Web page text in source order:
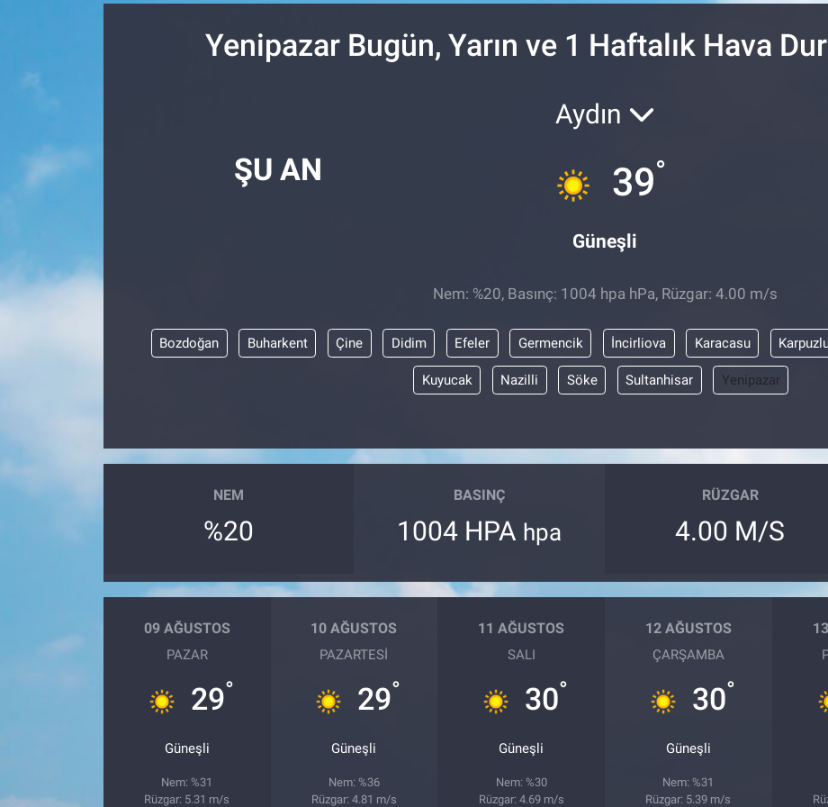
Yenipazar Bugün, Yarın ve 1 Haftalık Hava
ŞU AN
Aydın
39°
Güneşli
Nem: %20, Basınç: 1004 hpa hPa, Rüzgar: 4.00 m/s
Bozdoğan Buharkent Çine Didim Efeler Germencik İncirliova Karacasu
Kuyucak Nazilli Söke Sultanhisar Yenipazar
NEM
%20
BASINÇ
1004 HPA hpa
RÜZGAR
4.00 M/S
09 AĞUSTOS
PAZAR
29°
Güneşli
Nem: %31
Rüzgar: 5.31 m/s
10 AĞUSTOS
PAZARTESI
29°
Güneşli
Nem: %36
Rüzgar: 4.81 m/s
11 AĞUSTOS
SALI
30°
Güneşli
Nem: %30
Rüzgar: 4.69 m/s
12 AĞUSTOS
ÇARŞAMBA
30°
Güneşli
Nem: %31
Rüzgar: 5.39 m/s